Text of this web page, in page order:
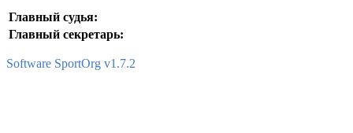
Главный судья:
Главный секретарь:
Software SportOrg v1.7.2